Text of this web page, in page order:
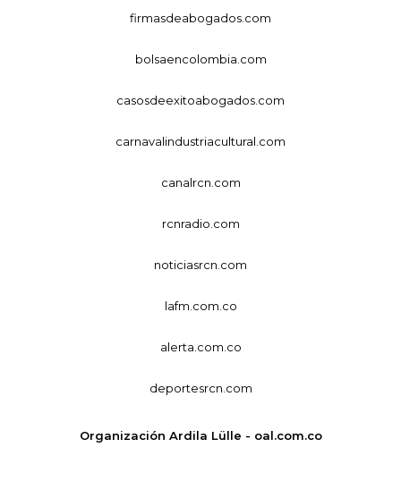
firmasdeabogados.com
bolsaencolombia.com
casosdeexitoabogados.com
carnavalindustriacultural.com
canalrcn.com
rcnradio.com
noticiasrcn.com
lafm.com.co
alerta.com.co
deportesrcn.com
Organización Ardila Lülle - oal.com.co